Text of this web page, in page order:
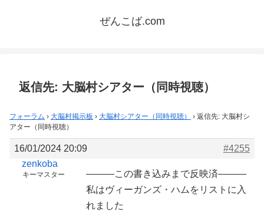
ぜんこば.com
返信先: 大脳村シアター（同時視聴）
フォーラム › 大脳村掲示板 › 大脳村シアター（同時視聴） › 返信先: 大脳村シ
アター（同時視聴）
16/01/2024 20:09
#4255
zenkoba
キーマスター
———この書き込みまで反映済———
私はヴィーガンズ・ハムをリストに入
れました